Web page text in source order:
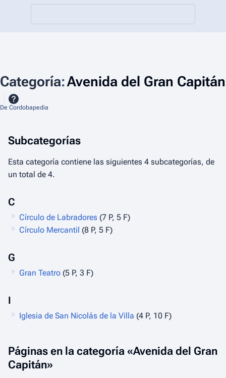
Categoría:Avenida del Gran Capitán
De Cordobapedia
Subcategorías
Esta categoría contiene las siguientes 4 subcategorías, de
un total de 4.
C
Círculo de Labradores (7 P, 5 F)
Círculo Mercantil (8 P, 5 F)
G
Gran Teatro (5 P, 3 F)
I
Iglesia de San Nicolás de la Villa (4 P, 10 F)
Páginas en la categoría «Avenida del Gran
Capitán»